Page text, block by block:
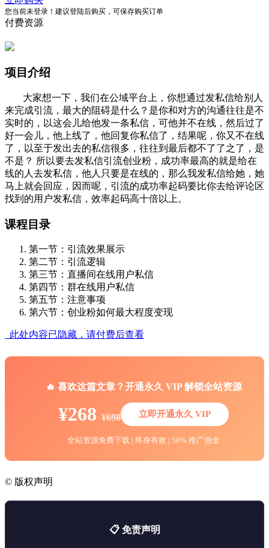
您当前未登录！建议登陆后购买，可保存购买订单
付费资源
项目介绍
大家想一下，我们在公域平台上，你想通过发私信给别人
来完成引流，最大的阻碍是什么？是你和对方的沟通往往是不
实时的，以这会儿给他发一条私信，可他并不在线，然后过了
好一会儿，他上线了，他回复你私信了，结果呢，你又不在线
了，以至于发出去的私信很多，往往到最后都不了了之了，是
不是？ 所以要去发私信引流创业粉，成功率最高的就是给在
线的人去发私信，他人只要是在线的，那么我发私信给她，她
马上就会回应，因而呢，引流的成功率起码要比你去给评论区
找到的用户发私信，效率起码高十倍以上。
课程目录
第一节：引流效果展示
第二节：引流逻辑
第三节：直播间在线用户私信
第四节：群在线用户私信
第五节：注意事项
第六节：创业粉如何最大程度变现
此处内容已隐藏，请付费后查看
🔥 喜欢这篇文章？开通永久 VIP 解锁全站资源
¥268 ¥698 立即开通永久 VIP
全站资源免费下载 | 终身有效 | 50% 推广佣金
© 版权声明
📋 免责声明